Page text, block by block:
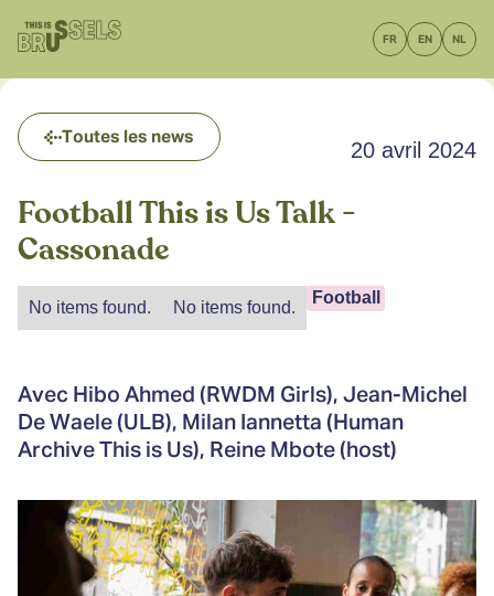
Toutes les news
20 avril 2024
Football This is Us Talk -
Cassonade
No items found. No items found. Football
Avec Hibo Ahmed (RWDM Girls), Jean-Michel
De Waele (ULB), Milan Iannetta (Human
Archive This is Us), Reine Mbote (host)
FR EN NL